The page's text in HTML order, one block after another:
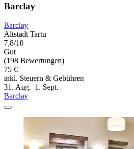
Barclay
Barclay
Altstadt Tartu
7,8/10
Gut
(198 Bewertungen)
75 €
inkl. Steuern & Gebühren
31. Aug.–1. Sept.
Barclay